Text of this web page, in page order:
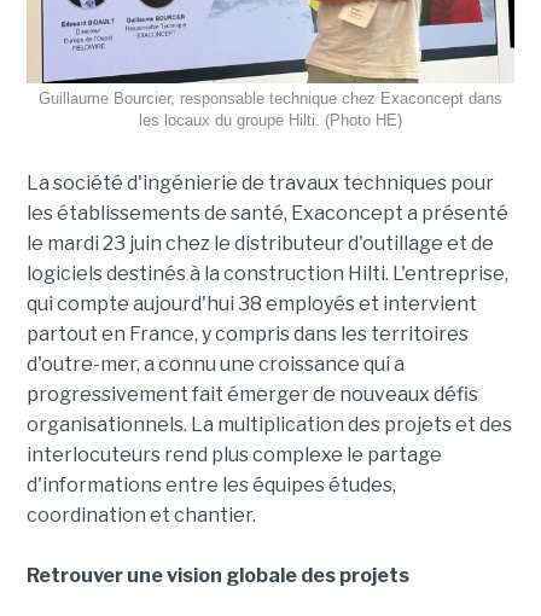
Guillaume Bourcier, responsable technique chez Exaconcept dans
les locaux du groupe Hilti. (Photo HE)
La société d'ingénierie de travaux techniques pour
les établissements de santé, Exaconcept a présenté
le mardi 23 juin chez le distributeur d'outillage et de
logiciels destinés à la construction Hilti. L'entreprise,
qui compte aujourd'hui 38 employés et intervient
partout en France, y compris dans les territoires
d'outre-mer, a connu une croissance qui a
progressivement fait émerger de nouveaux défis
organisationnels. La multiplication des projets et des
interlocuteurs rend plus complexe le partage
d'informations entre les équipes études,
coordination et chantier.
Retrouver une vision globale des projets